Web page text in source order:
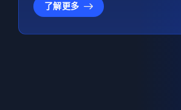
了解更多